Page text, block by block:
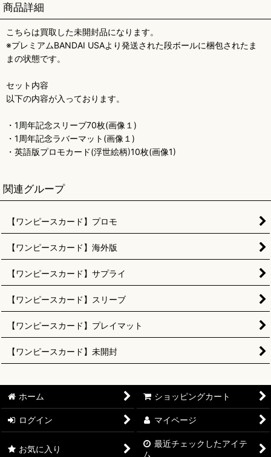
商品詳細
こちらは買取した未開封品になります。
※プレミアムBANDAI USAより発送された段ボールに梱包されたま
まの状態です。
セット内容
以下の内容が入っております。
・1周年記念スリーブ70枚(画像１)
・1周年記念ラバーマット(画像１)
・英語版プロモカード(浮世絵柄)10枚(画像1)
関連グループ
【ワンピースカード】プロモ
【ワンピースカード】海外版
【ワンピースカード】サプライ
【ワンピースカード】スリーブ
【ワンピースカード】プレイマット
【ワンピースカード】未開封
ホーム ショッピングカート
ログイン マイページ
お気に入り
最近チェックしたアイテ
ム